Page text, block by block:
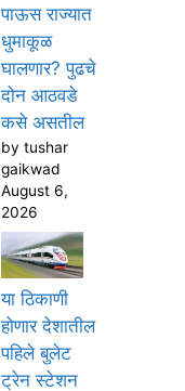
पाऊस राज्यात
धुमाकूळ
घालणार? पुढचे
दोन आठवडे
कसे असतील
by tushar
gaikwad
August 6,
2026
या ठिकाणी
होणार देशातील
पहिले बुलेट
ट्रेन स्टेशन